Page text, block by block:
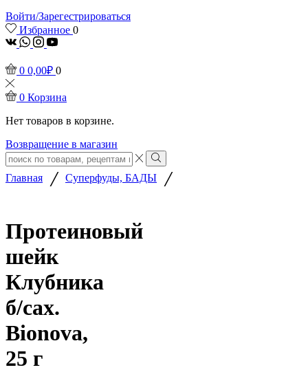
Войти/Зарегестрироваться
Избранное 0
vk Whatsapp
Instagram
Youtube
0 0,00₽ 0
0 Корзина
Нет товаров в корзине.
Возвращение в магазин
Search
input
Search
Главная / Суперфуды, БАДЫ /
Протеиновый
шейк
Клубника
б/сах.
Bionova,
25 г